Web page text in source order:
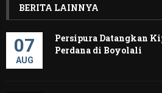
BERITA LAINNYA
07
AUG
Persipura Datangkan
Perdana di Boyolali